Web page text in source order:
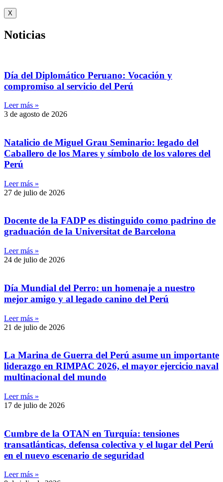
X
Noticias
Día del Diplomático Peruano: Vocación y
compromiso al servicio del Perú
Leer más »
3 de agosto de 2026
Natalicio de Miguel Grau Seminario: legado del
Caballero de los Mares y símbolo de los valores del
Perú
Leer más »
27 de julio de 2026
Docente de la FADP es distinguido como padrino de
graduación de la Universitat de Barcelona
Leer más »
24 de julio de 2026
Día Mundial del Perro: un homenaje a nuestro
mejor amigo y al legado canino del Perú
Leer más »
21 de julio de 2026
La Marina de Guerra del Perú asume un importante
liderazgo en RIMPAC 2026, el mayor ejercicio naval
multinacional del mundo
Leer más »
17 de julio de 2026
Cumbre de la OTAN en Turquía: tensiones
transatlánticas, defensa colectiva y el lugar del Perú
en el nuevo escenario de seguridad
Leer más »